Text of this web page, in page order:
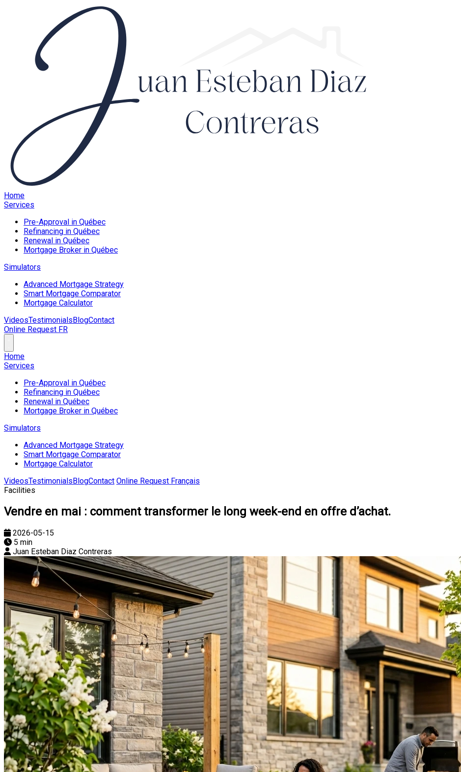
Home
Services
Pre-Approval in Québec
Refinancing in Québec
Renewal in Québec
Mortgage Broker in Québec
Simulators
Advanced Mortgage Strategy
Smart Mortgage Comparator
Mortgage Calculator
VideosTestimonialsBlogContact
Online Request FR
Home
Services
Pre-Approval in Québec
Refinancing in Québec
Renewal in Québec
Mortgage Broker in Québec
Simulators
Advanced Mortgage Strategy
Smart Mortgage Comparator
Mortgage Calculator
VideosTestimonialsBlogContact Online Request Français
Facilities
Vendre en mai : comment transformer le long week-end en offre d’achat.
2026-05-15
5 min
Juan Esteban Diaz Contreras